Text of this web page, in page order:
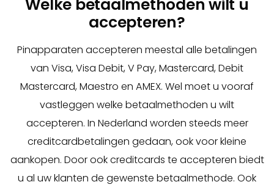
Welke betaalmethoden wilt u
accepteren?
Pinapparaten accepteren meestal alle betalingen
van Visa, Visa Debit, V Pay, Mastercard, Debit
Mastercard, Maestro en AMEX. Wel moet u vooraf
vastleggen welke betaalmethoden u wilt
accepteren. In Nederland worden steeds meer
creditcardbetalingen gedaan, ook voor kleine
aankopen. Door ook creditcards te accepteren biedt
u al uw klanten de gewenste betaalmethode. Ook